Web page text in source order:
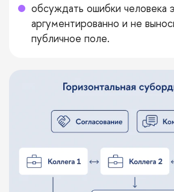
обсуждать ошибки человека
аргументированно и не
публичное поле.